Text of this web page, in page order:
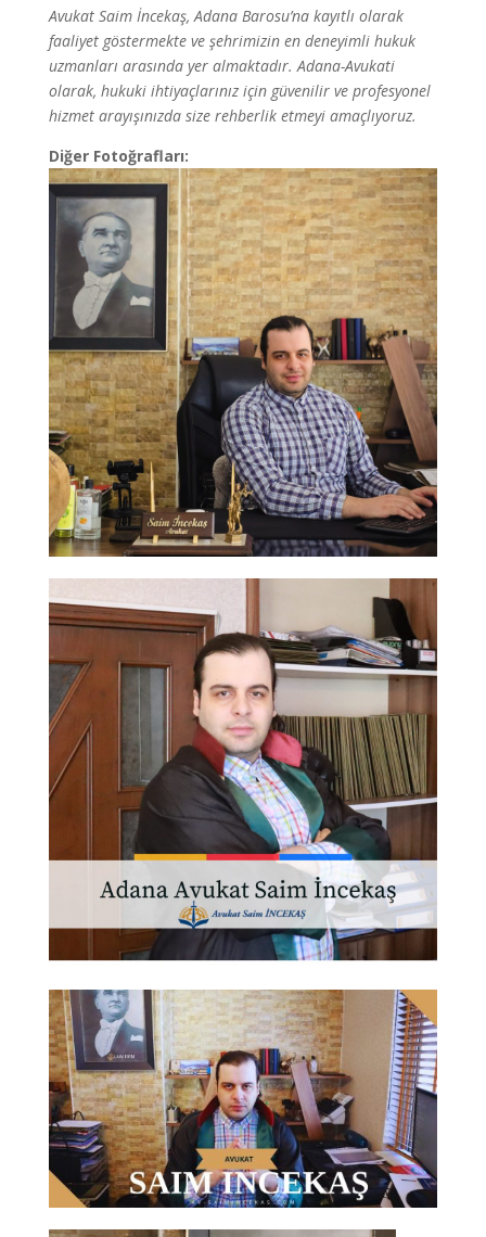
Avukat Saim İncekaş, Adana Barosu’na kayıtlı olarak
faaliyet göstermekte ve şehrimizin en deneyimli hukuk
uzmanları arasında yer almaktadır. Adana-Avukati
olarak, hukuki ihtiyaçlarınız için güvenilir ve profesyonel
hizmet arayışınızda size rehberlik etmeyi amaçlıyoruz.
Diğer Fotoğrafları: